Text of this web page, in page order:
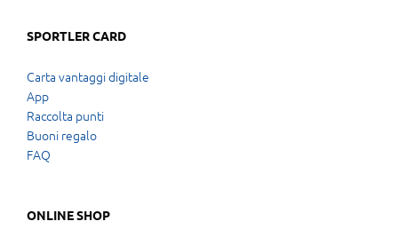
SPORTLER CARD
Carta vantaggi digitale
App
Raccolta punti
Buoni regalo
FAQ
ONLINE SHOP